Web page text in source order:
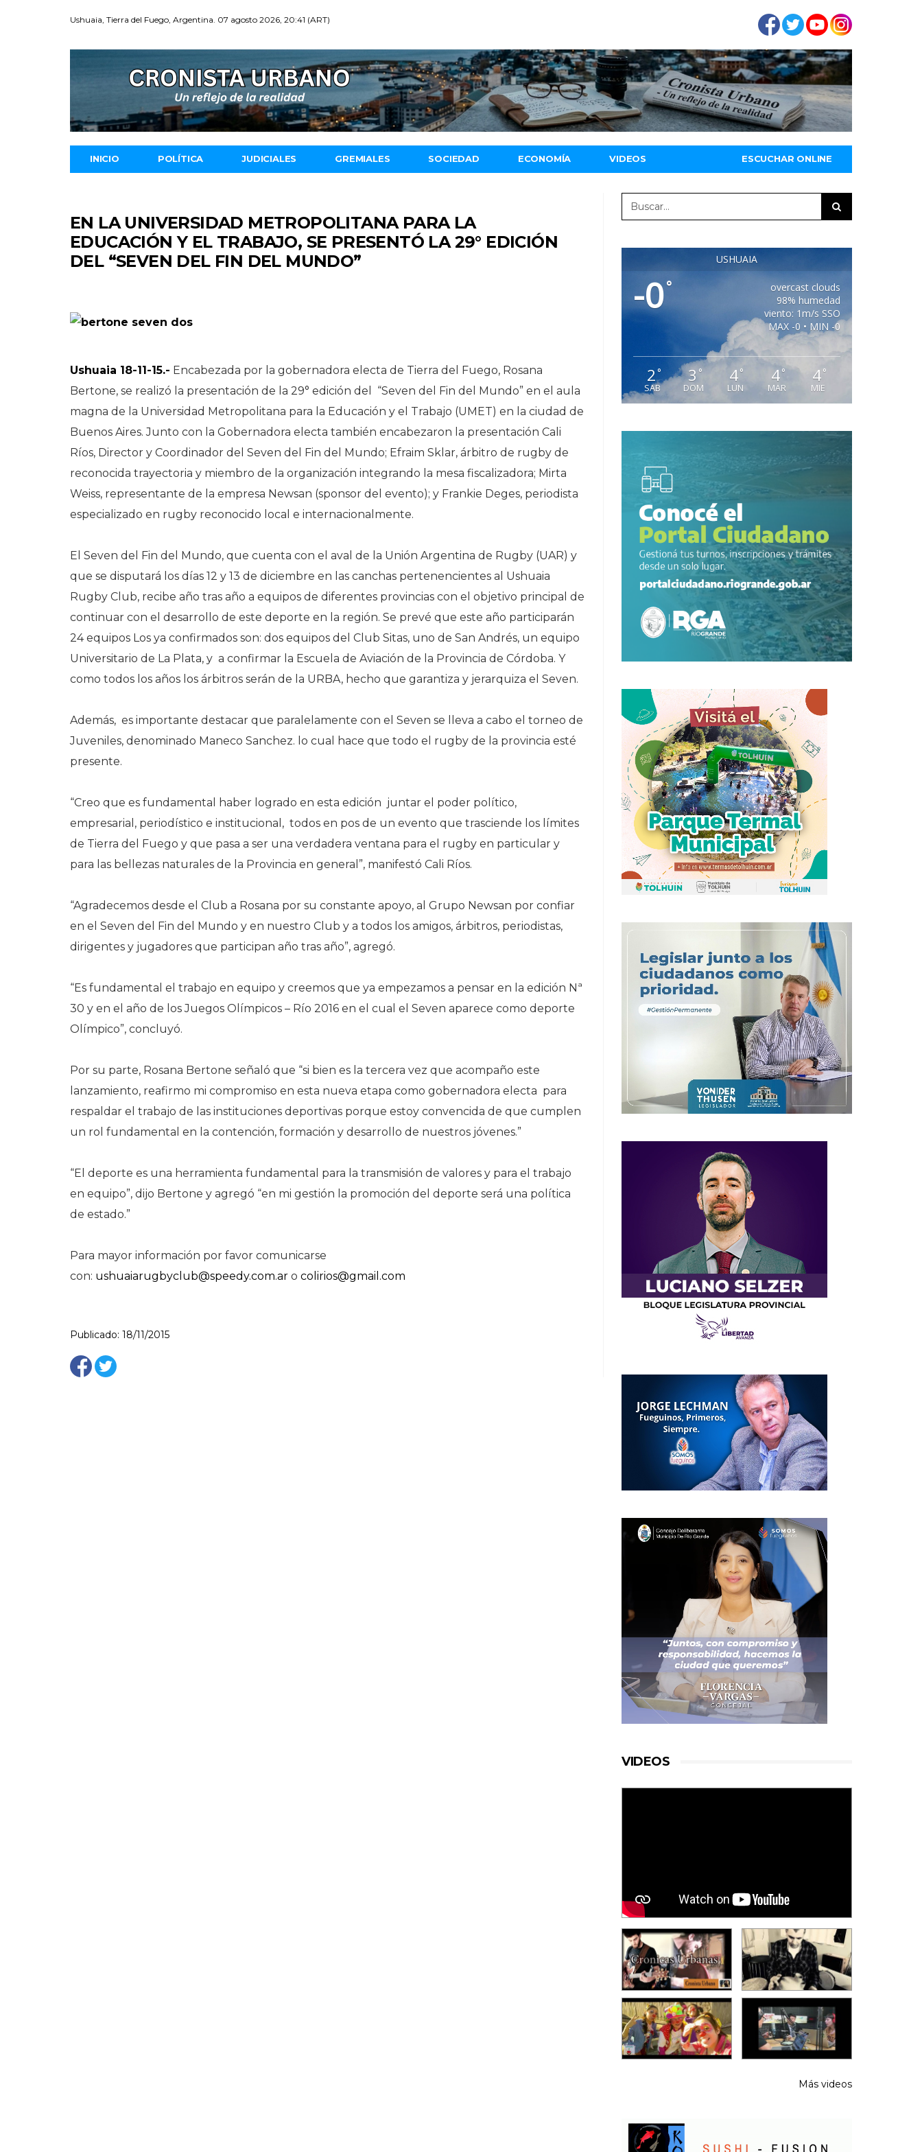
Ushuaia, Tierra del Fuego, Argentina. 07 agosto 2026, 20:41 (ART)
INICIO POLÍTICA JUDICIALES GREMIALES SOCIEDAD ECONOMÍA VIDEOS ESCUCHAR ONLINE
EN LA UNIVERSIDAD METROPOLITANA PARA LA
EDUCACIÓN Y EL TRABAJO, SE PRESENTÓ LA 29° EDICIÓN
DEL “SEVEN DEL FIN DEL MUNDO”
Ushuaia 18-11-15.- Encabezada por la gobernadora electa de Tierra del Fuego, Rosana
Bertone, se realizó la presentación de la 29° edición del “Seven del Fin del Mundo” en el aula
magna de la Universidad Metropolitana para la Educación y el Trabajo (UMET) en la ciudad de
Buenos Aires. Junto con la Gobernadora electa también encabezaron la presentación Cali
Ríos, Director y Coordinador del Seven del Fin del Mundo; Efraim Sklar, árbitro de rugby de
reconocida trayectoria y miembro de la organización integrando la mesa fiscalizadora; Mirta
Weiss, representante de la empresa Newsan (sponsor del evento); y Frankie Deges, periodista
especializado en rugby reconocido local e internacionalmente.
El Seven del Fin del Mundo, que cuenta con el aval de la Unión Argentina de Rugby (UAR) y
que se disputará los días 12 y 13 de diciembre en las canchas pertenencientes al Ushuaia
Rugby Club, recibe año tras año a equipos de diferentes provincias con el objetivo principal de
continuar con el desarrollo de este deporte en la región. Se prevé que este año participarán
24 equipos Los ya confirmados son: dos equipos del Club Sitas, uno de San Andrés, un equipo
Universitario de La Plata, y a confirmar la Escuela de Aviación de la Provincia de Córdoba. Y
como todos los años los árbitros serán de la URBA, hecho que garantiza y jerarquiza el Seven.
Además, es importante destacar que paralelamente con el Seven se lleva a cabo el torneo de
Juveniles, denominado Maneco Sanchez. lo cual hace que todo el rugby de la provincia esté
presente.
“Creo que es fundamental haber logrado en esta edición juntar el poder político,
empresarial, periodístico e institucional, todos en pos de un evento que trasciende los límites
de Tierra del Fuego y que pasa a ser una verdadera ventana para el rugby en particular y
para las bellezas naturales de la Provincia en general”, manifestó Cali Ríos.
“Agradecemos desde el Club a Rosana por su constante apoyo, al Grupo Newsan por confiar
en el Seven del Fin del Mundo y en nuestro Club y a todos los amigos, árbitros, periodistas,
dirigentes y jugadores que participan año tras año”, agregó.
“Es fundamental el trabajo en equipo y creemos que ya empezamos a pensar en la edición Nª
30 y en el año de los Juegos Olímpicos – Río 2016 en el cual el Seven aparece como deporte
Olímpico”, concluyó.
Por su parte, Rosana Bertone señaló que “si bien es la tercera vez que acompaño este
lanzamiento, reafirmo mi compromiso en esta nueva etapa como gobernadora electa para
respaldar el trabajo de las instituciones deportivas porque estoy convencida de que cumplen
un rol fundamental en la contención, formación y desarrollo de nuestros jóvenes.”
“El deporte es una herramienta fundamental para la transmisión de valores y para el trabajo
en equipo”, dijo Bertone y agregó “en mi gestión la promoción del deporte será una política
de estado.”
Para mayor información por favor comunicarse
con: ushuaiarugbyclub@speedy.com.ar o colirios@gmail.com
Publicado: 18/11/2015
USHUAIA
-0°
overcast clouds
98% humedad
viento: 1m/s SSO
MAX -0 • MIN -0
2°
SAB
3 °
DOM
4°
LUN
4°
MAR
4°
MIE
VIDEOS
Más videos